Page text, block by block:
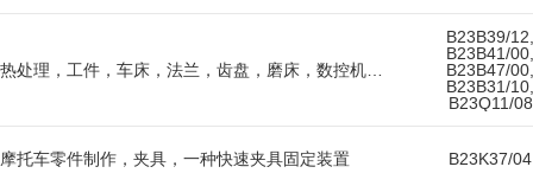
B23B39/12,
B23B41/00,
B23B47/00,
B23B31/10,
B23Q11/08
摩托车零件制作，夹具，一种快速夹具固定装置 B23K37/04